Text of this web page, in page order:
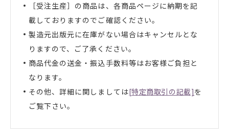
［受注生産］の商品は、各商品ページに納期を記
載しておりますのでご確認ください。
製造元出版元に在庫がない場合はキャンセルとな
りますので、ご了承ください。
商品代金の送金・振込手数料等はお客様ご負担と
なります。
その他、詳細に関しましては[特定商取引の記載]を
ご覧下さい。